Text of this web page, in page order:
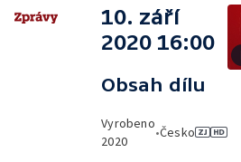
10. září
2020 16:00
Obsah dílu
Vyrobeno
2020
•Česko